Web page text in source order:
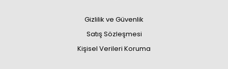
Gizlilik ve Güvenlik
Satış Sözleşmesi
Kişisel Verileri Koruma